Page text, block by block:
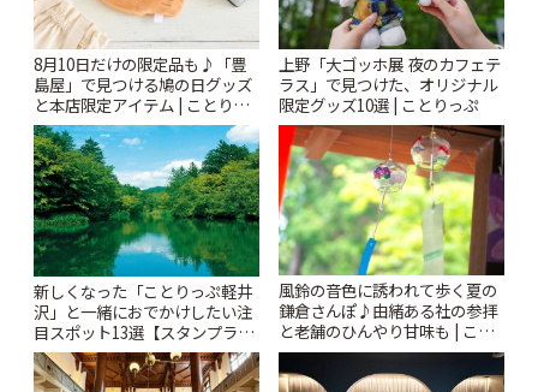
8月10日だけの限定品も♪「豊
島屋」で見つける鳩の日グッズ
と本店限定アイテム | ことりっ
ぷ
上野「大ゴッホ展 夜のカフェテ
ラス」で見つけた、オリジナル
限定グッズ10選 | ことりっぷ
新しくなった「ことりっぷ軽井
沢」と一緒におでかけしたい注
目スポット13選【スタンプラリ
ー開催中】 | ことりっぷ
風鈴の音色に誘われて歩く夏の
鎌倉さんぽ♪由緒ある社の参拝
と老舗のひんやり甘味も | こと
りっぷ